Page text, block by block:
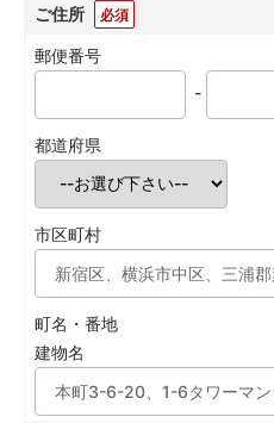
ご住所 必須
郵便番号
-
都道府県
市区町村
町名・番地
建物名